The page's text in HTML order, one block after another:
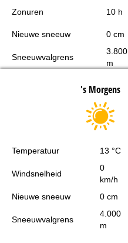
Zonuren
10 h
Nieuwe sneeuw 0 cm
Sneeuwvalgrens
3.800
m
's Morgens
Temperatuur 13 °C
Windsnelheid
0
km/h
Nieuwe sneeuw
0 cm
Sneeuwvalgrens
4.000
m